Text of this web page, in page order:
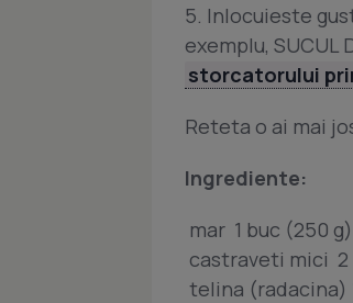
5. Inlocuieste
exemplu, SUCUL
storcatorului
Reteta o ai mai
Ingrediente:
 mar  1 buc (250 g)
 castraveti mici 
 telina (radacina)